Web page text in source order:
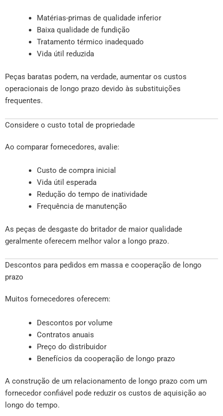
Matérias-primas de qualidade inferior
Baixa qualidade de fundição
Tratamento térmico inadequado
Vida útil reduzida
Peças baratas podem, na verdade, aumentar os custos
operacionais de longo prazo devido às substituições
frequentes.
Considere o custo total de propriedade
Ao comparar fornecedores, avalie:
Custo de compra inicial
Vida útil esperada
Redução do tempo de inatividade
Frequência de manutenção
As peças de desgaste do britador de maior qualidade
geralmente oferecem melhor valor a longo prazo.
Descontos para pedidos em massa e cooperação de longo
prazo
Muitos fornecedores oferecem:
Descontos por volume
Contratos anuais
Preço do distribuidor
Benefícios da cooperação de longo prazo
A construção de um relacionamento de longo prazo com um
fornecedor confiável pode reduzir os custos de aquisição ao
longo do tempo.